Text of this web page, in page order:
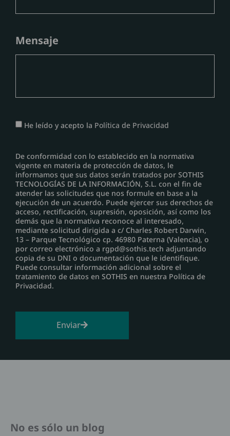
Mensaje
He leído y acepto la Política de Privacidad
De conformidad con lo establecido en la normativa
vigente en materia de protección de datos, le
informamos que sus datos serán tratados por SOTHIS
TECNOLOGÍAS DE LA INFORMACIÓN, S.L. con el fin de
atender las solicitudes que nos formule en base a la
ejecución de un acuerdo. Puede ejercer sus derechos de
acceso, rectificación, supresión, oposición, así como los
demás que la normativa reconoce al interesado,
mediante solicitud dirigida a c/ Charles Robert Darwin,
13 – Parque Tecnológico cp. 46980 Paterna (Valencia), o
por correo electrónico a rgpd@sothis.tech adjuntando
copia de su DNI o documentación que le identifique.
Puede consultar información adicional sobre el
tratamiento de datos en SOTHIS en nuestra Política de
Privacidad.
Enviar
No es sólo un blog